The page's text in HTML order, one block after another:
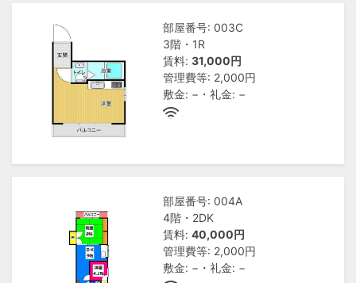
部屋番号: 003C
3階・1R
賃料: 31,000円
管理費等: 2,000円
敷金: −・礼金: −
部屋番号: 004A
4階・2DK
賃料: 40,000円
管理費等: 2,000円
敷金: −・礼金: −